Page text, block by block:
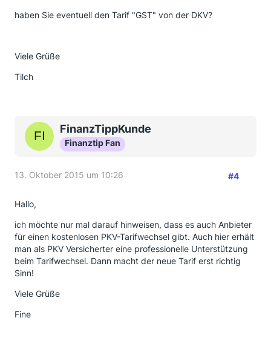
haben Sie eventuell den Tarif "GST" von der DKV?
Viele Grüße
Tilch
FinanzTippKunde
Finanztip Fan
13. Oktober 2015 um 10:26 #4
Hallo,
ich möchte nur mal darauf hinweisen, dass es auch Anbieter
für einen kostenlosen PKV-Tarifwechsel gibt. Auch hier erhält
man als PKV Versicherter eine professionelle Unterstützung
beim Tarifwechsel. Dann macht der neue Tarif erst richtig
Sinn!
Viele Grüße
Fine